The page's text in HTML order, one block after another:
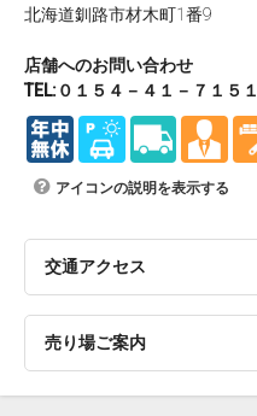
北海道釧路市材木町1番9
店舗へのお問い合わせ
TEL:０１５４－４１－７１５１
アイコンの説明を表示する
交通アクセス
売り場ご案内